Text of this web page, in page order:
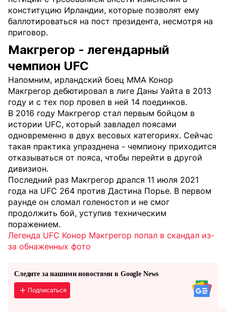
конституцию Ирландии, которые позволят ему
баллотироваться на пост президента, несмотря на
приговор.
Макгрегор - легендарный
чемпион UFC
Напомним, ирландский боец MMA Конор
Макгрегор дебютировал в лиге Даны Уайта в 2013
году и с тех пор провел в ней 14 поединков.
В 2016 году Макгрегор стал первым бойцом в
истории UFC, который завладел поясами
одновременно в двух весовых категориях. Сейчас
такая практика упразднена - чемпиону приходится
отказываться от пояса, чтобы перейти в другой
дивизион.
Последний раз Макгрегор дрался 11 июля 2021
года на UFC 264 против Дастина Порье. В первом
раунде он сломал голеностоп и не смог
продолжить бой, уступив техническим
поражением.
Легенда UFC Конор Макгрегор попал в скандал из-
за обнаженных фото
Следите за нашими новостями в Google News
Подписаться